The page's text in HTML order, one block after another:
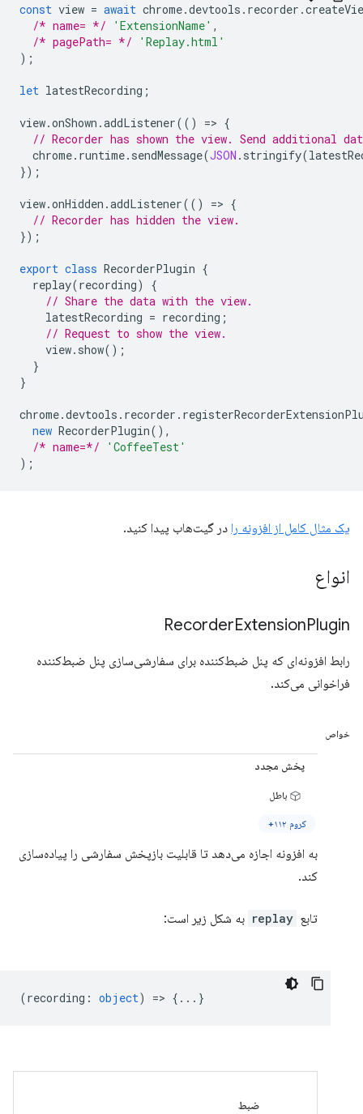
const view = await chrome.devtools . recorder .
/* name= */
'ExtensionName' ,
/* pagePath= */
'Replay.html'
);
let latestRecording ;
view.onShown .addListener(() => {
// Recorder has shown the view. Send additional
chrome. runtime. sendMessage(JSON . stringify(
});
view.onHidden .addListener(() => {
// Recorder has hidden the view.
});
export class RecorderPlugin {
replay(recording)
{
// Share the data with the view.
latestRecording = recording ;
// Request to show the view.
view. show();
}
}
chrome.devtools . recorder .
new RecorderPlugin(),
/* name=*/
'CoffeeTest'
);
یک مثال کامل از افزونه را در گیت‌هاب پیدا کنید.
انواع
RecorderExtensionPlugin
رابط افزونه‌ای که پنل ضبط‌کننده برای سفارشی‌سازی پنل ضبط‌کننده
فراخوانی می‌کند.
خواص
پخش مجدد
باطل
کروم ۱۱۲+
به افزونه اجازه می‌دهد تا قابلیت بازپخش سفارشی را پیاده‌سازی
کند.
تابع replay به شکل زیر است:
(recording : object) => {...}
ضبط